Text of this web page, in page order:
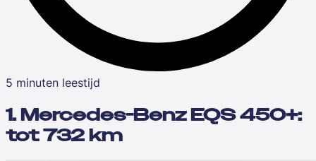
5 minuten leestijd
1. Mercedes-Benz EQS 450+:
tot 732 km